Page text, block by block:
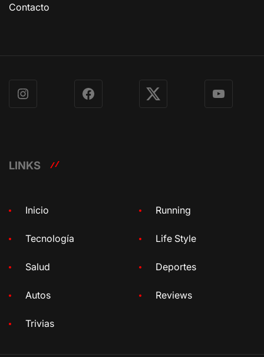
Contacto
Instagram Facebook X YouTube
LINKS
Inicio Running
Tecnología Life Style
Salud Deportes
Autos Reviews
Trivias